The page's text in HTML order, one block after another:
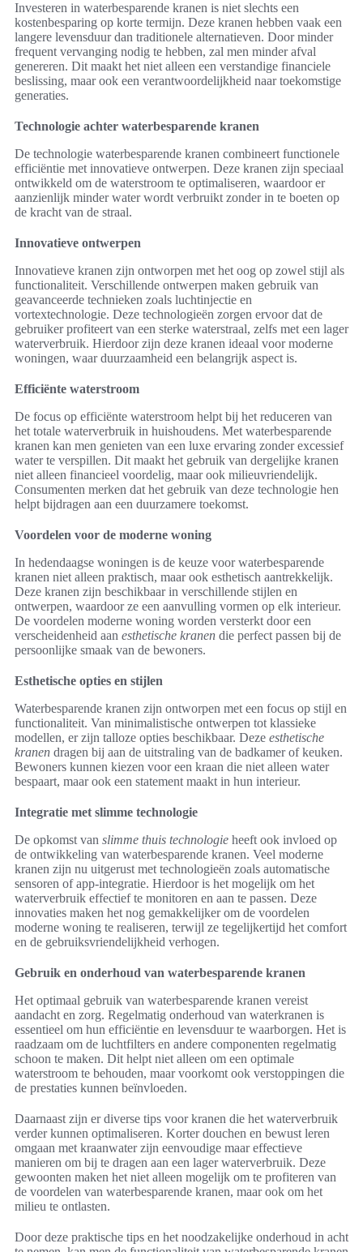
Investeren in waterbesparende kranen is niet slechts een
kostenbesparing op korte termijn. Deze kranen hebben vaak een
langere levensduur dan traditionele alternatieven. Door minder
frequent vervanging nodig te hebben, zal men minder afval
genereren. Dit maakt het niet alleen een verstandige financiele
beslissing, maar ook een verantwoordelijkheid naar toekomstige
generaties.
Technologie achter waterbesparende kranen
De technologie waterbesparende kranen combineert functionele
efficiëntie met innovatieve ontwerpen. Deze kranen zijn speciaal
ontwikkeld om de waterstroom te optimaliseren, waardoor er
aanzienlijk minder water wordt verbruikt zonder in te boeten op
de kracht van de straal.
Innovatieve ontwerpen
Innovatieve kranen zijn ontworpen met het oog op zowel stijl als
functionaliteit. Verschillende ontwerpen maken gebruik van
geavanceerde technieken zoals luchtinjectie en
vortextechnologie. Deze technologieën zorgen ervoor dat de
gebruiker profiteert van een sterke waterstraal, zelfs met een lager
waterverbruik. Hierdoor zijn deze kranen ideaal voor moderne
woningen, waar duurzaamheid een belangrijk aspect is.
Efficiënte waterstroom
De focus op efficiënte waterstroom helpt bij het reduceren van
het totale waterverbruik in huishoudens. Met waterbesparende
kranen kan men genieten van een luxe ervaring zonder excessief
water te verspillen. Dit maakt het gebruik van dergelijke kranen
niet alleen financieel voordelig, maar ook milieuvriendelijk.
Consumenten merken dat het gebruik van deze technologie hen
helpt bijdragen aan een duurzamere toekomst.
Voordelen voor de moderne woning
In hedendaagse woningen is de keuze voor waterbesparende
kranen niet alleen praktisch, maar ook esthetisch aantrekkelijk.
Deze kranen zijn beschikbaar in verschillende stijlen en
ontwerpen, waardoor ze een aanvulling vormen op elk interieur.
De voordelen moderne woning worden versterkt door een
verscheidenheid aan esthetische kranen die perfect passen bij de
persoonlijke smaak van de bewoners.
Esthetische opties en stijlen
Waterbesparende kranen zijn ontworpen met een focus op stijl en
functionaliteit. Van minimalistische ontwerpen tot klassieke
modellen, er zijn talloze opties beschikbaar. Deze esthetische
kranen dragen bij aan de uitstraling van de badkamer of keuken.
Bewoners kunnen kiezen voor een kraan die niet alleen water
bespaart, maar ook een statement maakt in hun interieur.
Integratie met slimme technologie
De opkomst van slimme thuis technologie heeft ook invloed op
de ontwikkeling van waterbesparende kranen. Veel moderne
kranen zijn nu uitgerust met technologieën zoals automatische
sensoren of app-integratie. Hierdoor is het mogelijk om het
waterverbruik effectief te monitoren en aan te passen. Deze
innovaties maken het nog gemakkelijker om de voordelen
moderne woning te realiseren, terwijl ze tegelijkertijd het comfort
en de gebruiksvriendelijkheid verhogen.
Gebruik en onderhoud van waterbesparende kranen
Het optimaal gebruik van waterbesparende kranen vereist
aandacht en zorg. Regelmatig onderhoud van waterkranen is
essentieel om hun efficiëntie en levensduur te waarborgen. Het is
raadzaam om de luchtfilters en andere componenten regelmatig
schoon te maken. Dit helpt niet alleen om een optimale
waterstroom te behouden, maar voorkomt ook verstoppingen die
de prestaties kunnen beïnvloeden.
Daarnaast zijn er diverse tips voor kranen die het waterverbruik
verder kunnen optimaliseren. Korter douchen en bewust leren
omgaan met kraanwater zijn eenvoudige maar effectieve
manieren om bij te dragen aan een lager waterverbruik. Deze
gewoonten maken het niet alleen mogelijk om te profiteren van
de voordelen van waterbesparende kranen, maar ook om het
milieu te ontlasten.
Door deze praktische tips en het noodzakelijke onderhoud in acht